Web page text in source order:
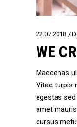
22.07.2018
WE
Maecenas
Vitae turpis
egestas
amet
cursus